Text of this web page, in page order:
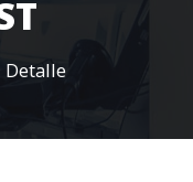
Detalle